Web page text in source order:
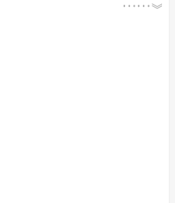
管理类(中外合作办学)、国际经济与贸
管理、安全工程、电气工程及其自动
专业。
桂林电子科技大学材料科学与工程学
工大学 等。